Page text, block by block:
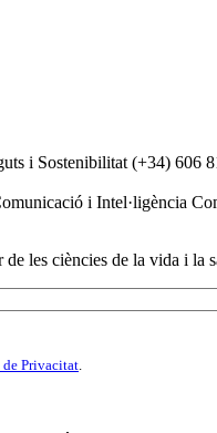
i Sostenibilitat (+34) 606
i Intel·ligència
les ciències de la vida i la
Privacitat.